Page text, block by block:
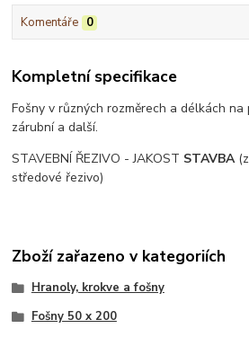
Komentáře 0
Kompletní specifikace
Fošny v různých rozměrech a délkách na
zárubní a další.
STAVEBNÍ ŘEZIVO - JAKOST STAVBA
středové řezivo)
Zboží zařazeno v kategoriích
Hranoly, krokve a fošny
Fošny 50 x 200